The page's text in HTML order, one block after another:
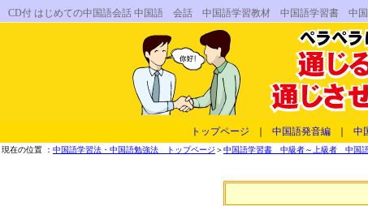
CD付 はじめての中国語会話 中国語 会話 中国語学習教材 中国語学習書
トップページ 中国語発音編 中
現在の位置 ： 中国語学習法・中国語勉強法 トップページ ＞中国語学習書 中級者～上級者 中国